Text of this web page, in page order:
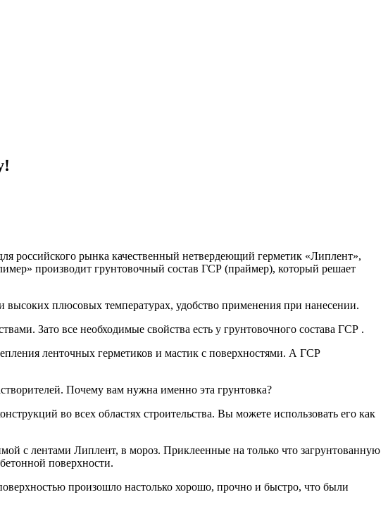
российского рынка качественный нетвердеющий герметик «Липлент»,
производит грунтовочный состав ГСР (праймер), который решает
плюсовых температурах, удобство применения при нанесении.
Зато все необходимые свойства есть у грунтовочного состава ГСР .
ленточных герметиков и мастик с поверхностями. А ГСР
Почему вам нужна именно эта грунтовка?
во всех областях строительства. Вы можете использовать его как
с лентами Липлент, в мороз. Приклеенные на только что загрунтованную
поверхности.
произошло настолько хорошо, прочно и быстро, что были